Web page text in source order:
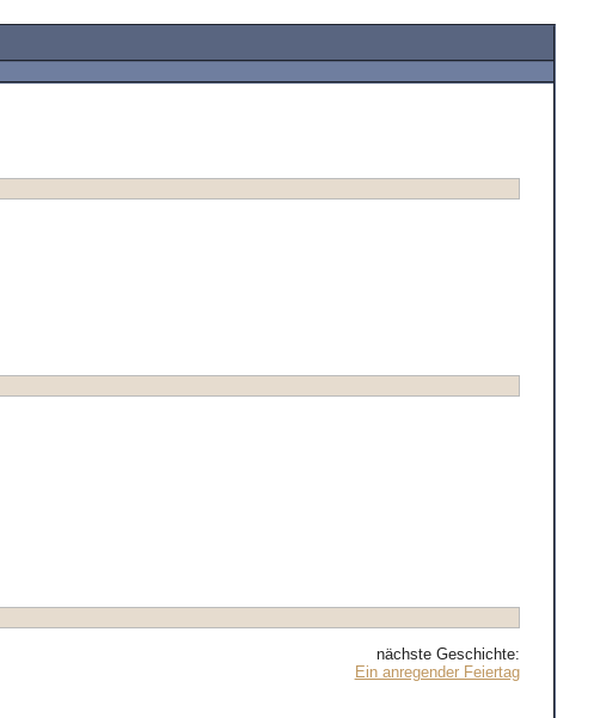
nächste Geschichte:
Ein anregender Feiertag